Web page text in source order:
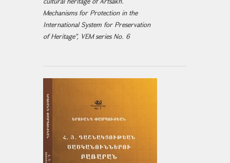
Mechanisms for Protection in the
International System for Preservation
of Heritage", VEM series No. 6